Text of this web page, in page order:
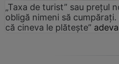
„Taxa de turist” sau prețul
obligă nimeni să
că cineva le plătește”